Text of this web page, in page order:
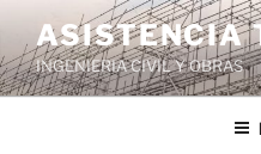
ASISTENCIA
INGENIERIA CIVIL Y OBRAS